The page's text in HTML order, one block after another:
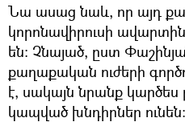
Նա ասաց նաև, որ այդ
կորոնավիրուսի
են։ Չնայած, ըստ
քաղաքական ուժերի
է, սակայն նրանք
կապված խնդիրներ ունեն։